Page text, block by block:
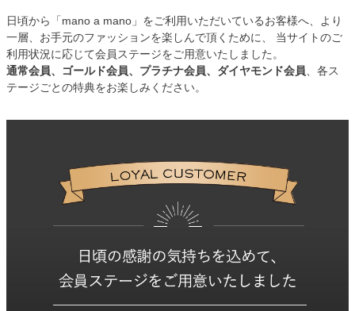
日頃から「mano a mano」をご利用いただいているお客様へ、より
一層、お手元のファッションを楽しんで頂くために、 当サイトのご
利用状況に応じて会員ステージをご用意いたしました。
通常会員、ゴールド会員、プラチナ会員、ダイヤモンド会員、各ス
テージごとの特典をお楽しみください。